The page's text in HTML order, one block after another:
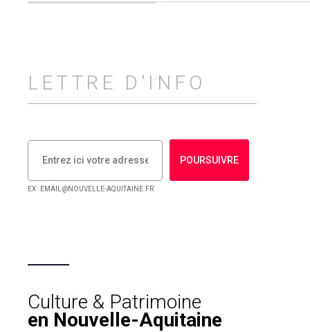
LETTRE D'INFO
POURSUIVRE
EX : EMAIL@NOUVELLE-AQUITAINE.FR
Culture & Patrimoine
en Nouvelle-Aquitaine